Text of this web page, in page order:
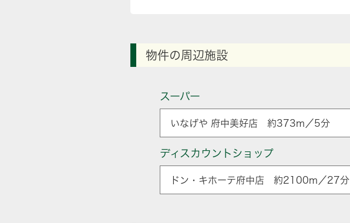
物件の周辺施設
スーパー
いなげや 府中美好店 約373m／5分
ディスカウントショップ
ドン・キホーテ府中店 約2100m／27分